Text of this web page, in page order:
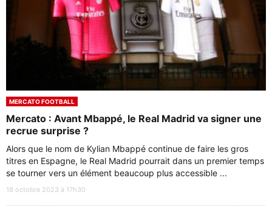
MERCATO FOOTBALL
Mercato : Avant Mbappé, le Real Madrid va signer une
recrue surprise ?
Alors que le nom de Kylian Mbappé continue de faire les gros
titres en Espagne, le Real Madrid pourrait dans un premier temps
se tourner vers un élément beaucoup plus accessible ...
18 octobre 2023 à 17h30